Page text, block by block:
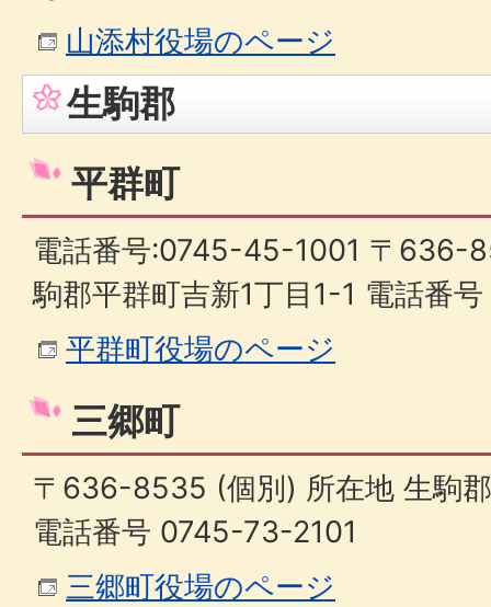
山添村役場のページ
生駒郡
平群町
電話番号:0745-45-1001 〒636-
駒郡平群町吉新1丁目1-1 電話番
平群町役場のページ
三郷町
〒636-8535 (個別) 所在地 生駒
電話番号 0745-73-2101
三郷町役場のページ